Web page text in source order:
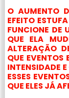
O AUMENTO
EFEITO
FUNCIONE DE
QUE ELA
ALTERAÇÃO
QUE
INTENSIDADE
ESSES
QUE ELES JÁ